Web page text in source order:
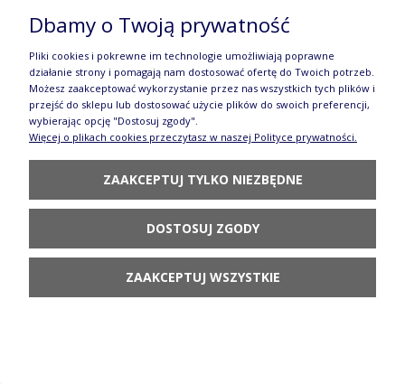
POWIADOM O
Ozdoba serduszko mini GU1248DEK42
43,90 zł
POWIADOM O
DOSTĘPNOŚCI
Dbamy o Twoją prywatność
Pliki cookies i pokrewne im technologie umożliwiają poprawne
działanie strony i pomagają nam dostosować ofertę do Twoich potrzeb.
Możesz zaakceptować wykorzystanie przez nas wszystkich tych plików i
przejść do sklepu lub dostosować użycie plików do swoich preferencji,
wybierając opcję "Dostosuj zgody".
Więcej o plikach cookies przeczytasz w naszej Polityce prywatności.
ZAAKCEPTUJ TYLKO NIEZBĘDNE
DOSTOSUJ ZGODY
ZAAKCEPTUJ WSZYSTKIE